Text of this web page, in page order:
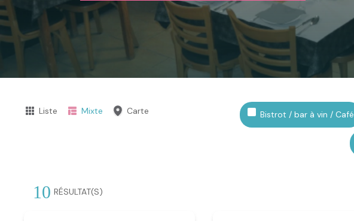
Liste Mixte Carte Bistrot / bar à vin / Café
10 RÉSULTAT(S)